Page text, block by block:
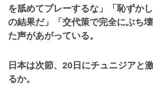
を舐めてプレーするな」「恥ずか
の結果だ」「交代策で完全にぶち
た声があがっている。
日本は次節、20日にチュニジアと
るか。